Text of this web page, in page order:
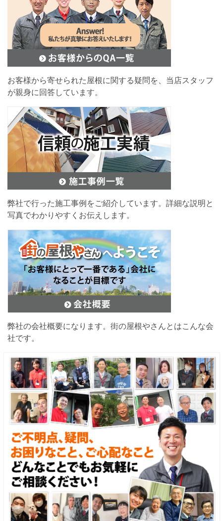
お客様から寄せられた屋根に関する疑問を、当店スタッフ
が親身に回答しています。
弊社で行った施工事例をご紹介しています。詳細な説明と
写真でわかりやすくお伝えします。
弊社の会社概要になります。街の屋根やさんとはこんな会
社です。